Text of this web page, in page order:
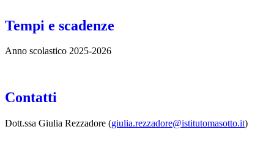
Tempi e scadenze
Anno scolastico 2025-2026
Contatti
Dott.ssa Giulia Rezzadore (giulia.rezzadore@istitutomasotto.it)